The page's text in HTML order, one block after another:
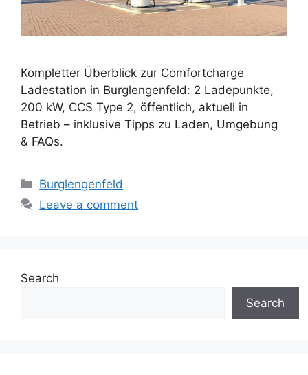
Kompletter Überblick zur Comfortcharge
Ladestation in Burglengenfeld: 2 Ladepunkte,
200 kW, CCS Type 2, öffentlich, aktuell in
Betrieb – inklusive Tipps zu Laden, Umgebung
& FAQs.
Categories
Burglengenfeld
Leave a comment
Search
Search